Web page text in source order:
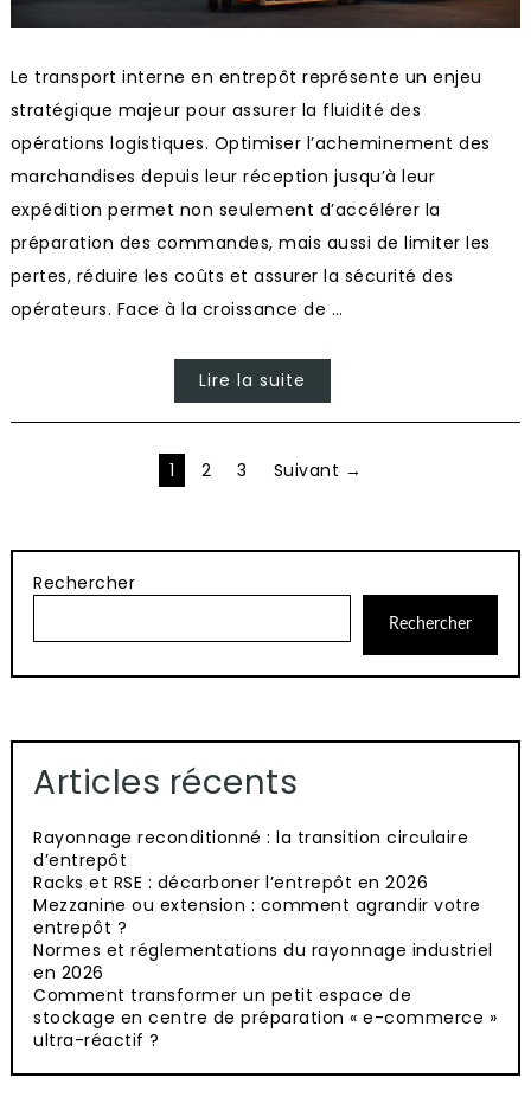
Le transport interne en entrepôt représente un enjeu
stratégique majeur pour assurer la fluidité des
opérations logistiques. Optimiser l’acheminement des
marchandises depuis leur réception jusqu’à leur
expédition permet non seulement d’accélérer la
préparation des commandes, mais aussi de limiter les
pertes, réduire les coûts et assurer la sécurité des
opérateurs. Face à la croissance de …
Lire la suite
Pagination
publications
1 2 3 Suivant →
Rechercher
Rechercher
Articles récents
Rayonnage reconditionné : la transition circulaire
d’entrepôt
Racks et RSE : décarboner l’entrepôt en 2026
Mezzanine ou extension : comment agrandir votre
entrepôt ?
Normes et réglementations du rayonnage industriel
en 2026
Comment transformer un petit espace de
stockage en centre de préparation « e-commerce »
ultra-réactif ?